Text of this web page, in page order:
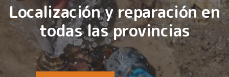
Localización y reparación en
todas las provincias